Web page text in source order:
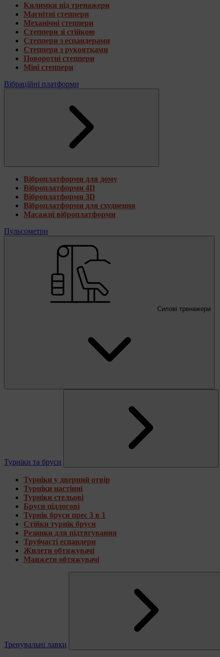
Килимки під тренажери
Магнітні степпери
Механічні степпери
Степпери зі стійкою
Степпери з еспандерами
Степпери з рукоятками
Поворотні степпери
Міні степпери
Вібраційні платформи
Віброплатформи для дому
Віброплатформи 4D
Віброплатформи 3D
Віброплатформи для схуднення
Масажні віброплатформи
Пульсометри
Силові тренажери
Турніки та бруси
Турніки у дверний отвір
Турніки настінні
Турніки стельові
Бруси підлогові
Турнік бруси прес 3 в 1
Стійки турнік бруси
Резинки для підтягування
Трубчасті еспандери
Жилети обтяжувачі
Манжети обтяжувачі
Тренувальні лавки